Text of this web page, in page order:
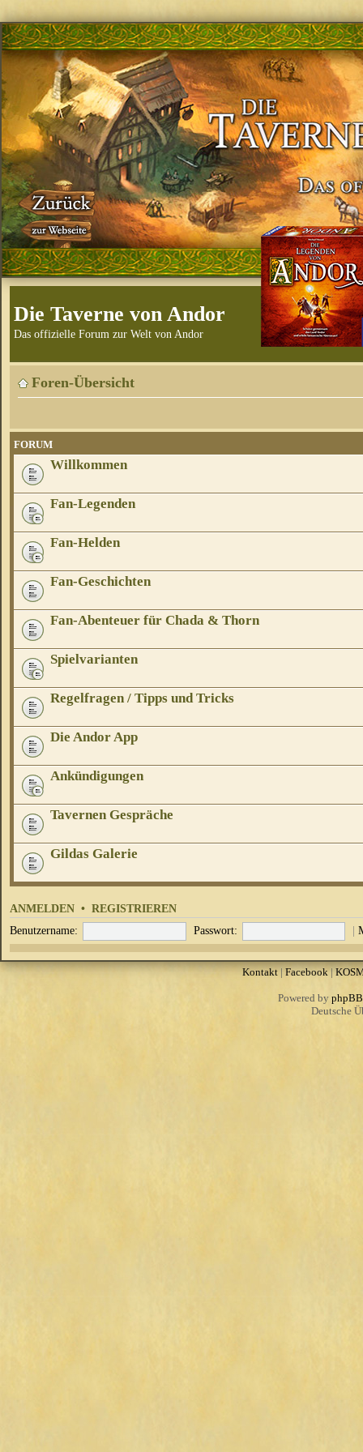
Die Taverne von Andor
Das offizielle Forum zur Welt von Andor
Foren-Übersicht
FORUM
Willkommen
Fan-Legenden
Fan-Helden
Fan-Geschichten
Fan-Abenteuer für Chada & Thorn
Spielvarianten
Regelfragen / Tipps und Tricks
Die Andor App
Ankündigungen
Tavernen Gespräche
Gildas Galerie
ANMELDEN • REGISTRIEREN
Benutzername: Passwort: |
Kontakt| Facebook|
Powered by phpBB
Deutsche